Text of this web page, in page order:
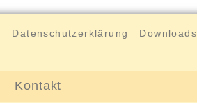
Datenschutzerklärung Downloads
Kontakt